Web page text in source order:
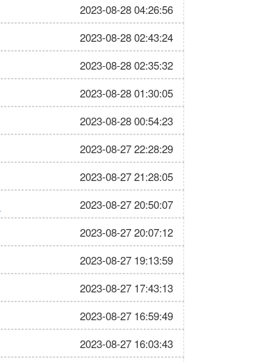
2023-08-28 04:26:56
2023-08-28 02:43:24
2023-08-28 02:35:32
2023-08-28 01:30:05
2023-08-28 00:54:23
2023-08-27 22:28:29
2023-08-27 21:28:05
2023-08-27 20:50:07
2023-08-27 20:07:12
2023-08-27 19:13:59
2023-08-27 17:43:13
2023-08-27 16:59:49
2023-08-27 16:03:43